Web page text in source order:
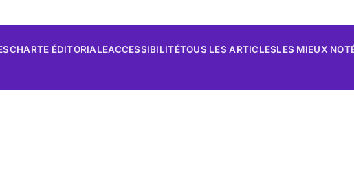
CHARTE ÉDITORIALEACCESSIBILITÉTOUS LES ARTICLESLES MIEUX